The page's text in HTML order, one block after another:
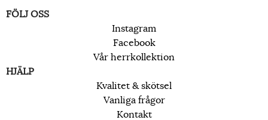
FÖLJ OSS
Instagram
Facebook
Vår herrkollektion
HJÄLP
Kvalitet & skötsel
Vanliga frågor
Kontakt